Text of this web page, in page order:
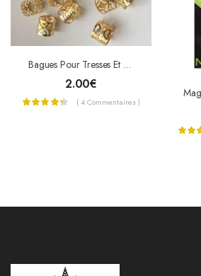
Bagues Pour Tresses Et Locks
2.00€
( 4 Commentaires )